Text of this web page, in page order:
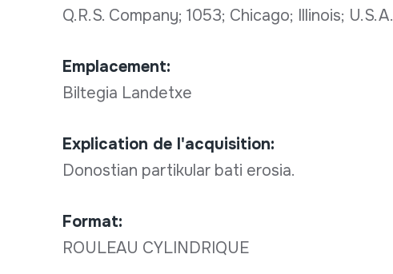
Q.R.S. Company; 1053; Chicago; Illinois; U.S.A.
Emplacement:
Biltegia Landetxe
Explication de l'acquisition:
Donostian partikular bati erosia.
Format:
ROULEAU CYLINDRIQUE